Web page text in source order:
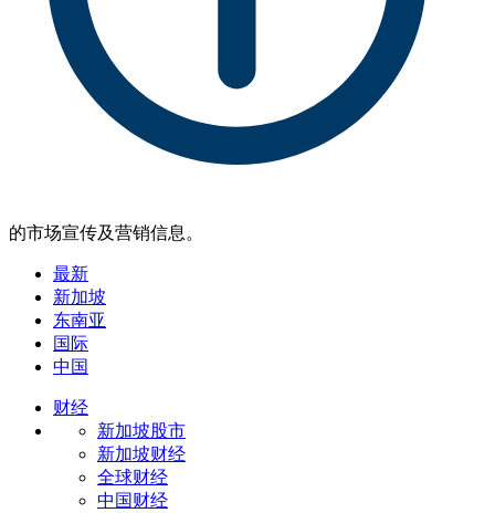
的市场宣传及营销信息。
最新
新加坡
东南亚
国际
中国
财经
新加坡股市
新加坡财经
全球财经
中国财经